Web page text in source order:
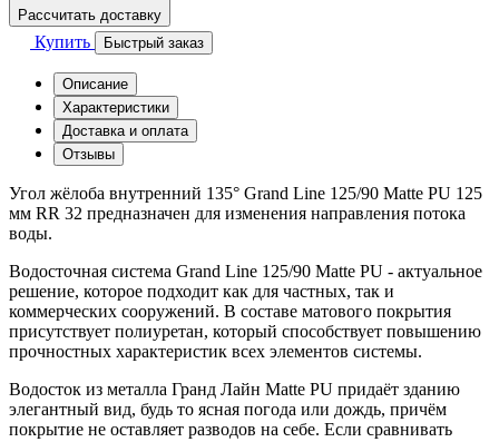
Рассчитать доставку
Купить Быстрый заказ
Описание
Характеристики
Доставка и оплата
Отзывы
Угол жёлоба внутренний 135° Grand Line 125/90 Matte PU 125
мм RR 32 предназначен для изменения направления потока
воды.
Водосточная система Grand Line 125/90 Matte PU - актуальное
решение, которое подходит как для частных, так и
коммерческих сооружений. В составе матового покрытия
присутствует полиуретан, который способствует повышению
прочностных характеристик всех элементов системы.
Водосток из металла Гранд Лайн Matte PU придаёт зданию
элегантный вид, будь то ясная погода или дождь, причём
покрытие не оставляет разводов на себе. Если сравнивать